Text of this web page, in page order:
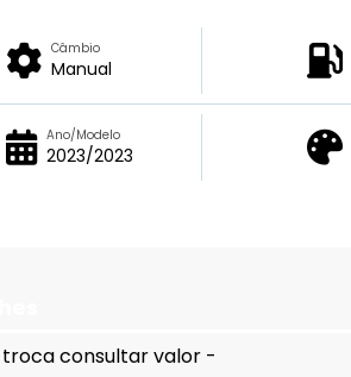
Câmbio
Manual
Ano/Modelo
2023/2023
consultar valor -